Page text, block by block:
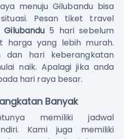
menuju Gilubandu bisa
Pesan tiket travel
5 hari sebelum
harga yang lebih murah.
dan hari keberangkatan
naik. Apalagi jika anda
hari raya besar.
Banyak
memiliki jadwal
Kami juga memiliki